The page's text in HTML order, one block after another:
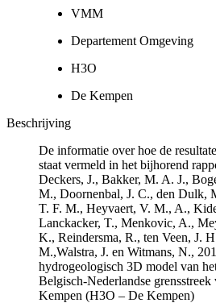
VMM
Departement Omgeving
H3O
De Kempen
Beschrijving
De informatie over hoe de
staat vermeld in het bijhorend
Deckers, J., Bakker, M. A. J.,
M., Doornenbal, J. C., den Dulk,
T. F. M., Heyvaert, V. M., A.,
Lanckacker, T., Menkovic, A.,
K., Reindersma, R., ten Veen, J.
M.,Walstra, J. en Witmans, N.,
hydrogeologisch 3D model van
Belgisch-Nederlandse
Kempen (H3O – De Kempen)